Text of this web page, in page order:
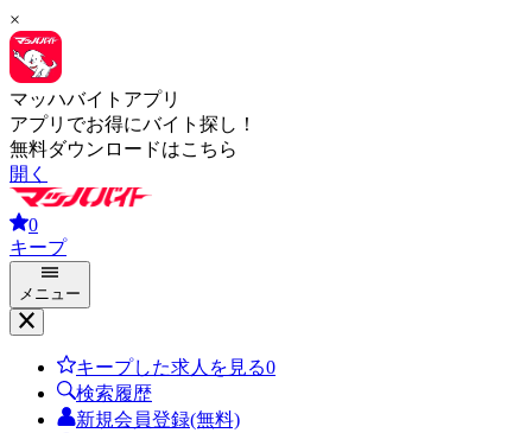
×
マッハバイトアプリ
アプリでお得にバイト探し！
無料ダウンロードはこちら
開く
0
キープ
メニュー
キープした求人を見る0
検索履歴
新規会員登録(無料)